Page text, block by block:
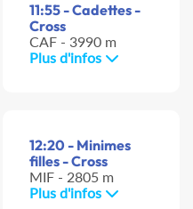
11:55 - Cadettes -
Cross
CAF - 3990 m
Plus d'infos
12:20 - Minimes
filles - Cross
MIF - 2805 m
Plus d'infos